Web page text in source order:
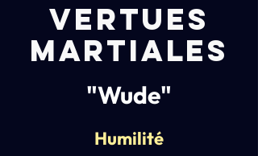
vertues
martiales
"Wude"
Humilité